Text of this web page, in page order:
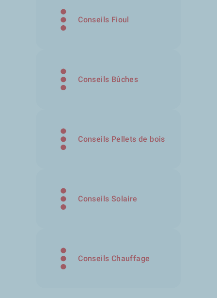
Conseils Fioul
Conseils Bûches
Conseils Pellets de bois
Conseils Solaire
Conseils Chauffage